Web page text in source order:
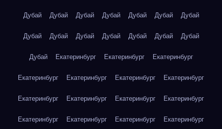
Дубай Дубай Дубай Дубай Дубай Дубай Дубай
Дубай Дубай Дубай Дубай Дубай Дубай Дубай
Дубай Екатеринбург Екатеринбург Екатеринбург
Екатеринбург Екатеринбург Екатеринбург Екатеринбург
Екатеринбург Екатеринбург Екатеринбург Екатеринбург
Екатеринбург Екатеринбург Екатеринбург Екатеринбург